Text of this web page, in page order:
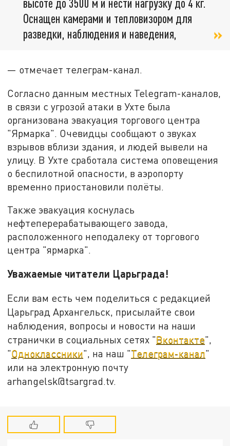
Оснащен камерами и тепловизором для
разведки, наблюдения и наведения,
— отмечает телеграм-канал.
Согласно данным местных Telegram-каналов,
в связи с угрозой атаки в Ухте была
организована эвакуация торгового центра
"Ярмарка". Очевидцы сообщают о звуках
взрывов вблизи здания, и людей вывели на
улицу. В Ухте сработала система оповещения
о беспилотной опасности, в аэропорту
временно приостановили полёты.
Также эвакуация коснулась
нефтеперерабатывающего завода,
расположенного неподалеку от торгового
центра "ярмарка".
Уважаемые читатели Царьграда!
Если вам есть чем поделиться с редакцией
Царьград Архангельск, присылайте свои
наблюдения, вопросы и новости на наши
странички в социальных сетях "Вконтакте",
"Одноклассники", на наш "Телеграм-канал"
или на электронную почту
arhangelsk@tsargrad.tv.